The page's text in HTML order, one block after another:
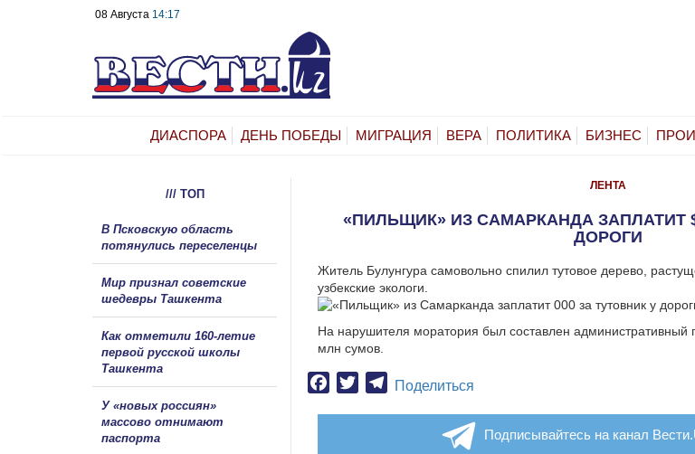
08 Августа 14:17
ДИАСПОРА ДЕНЬ ПОБЕДЫ МИГРАЦИЯ ВЕРА ПОЛИТИКА БИЗНЕС
ЛЕНТА
«ПИЛЬЩИК» ИЗ САМАРКАНДА ЗАПЛАТИТ
ДОРОГИ
Житель Булунгура самовольно спилил тутовое дерево,
узбекские экологи.
На нарушителя моратория был составлен
млн сумов.
Facebook
TwitterTelegram
Поделиться
Подписывайтесь на канал
/// ТОП
В Псковскую область
потянулись переселенцы
Мир признал советские
шедевры Ташкента
Как отметили 160-летие
первой русской школы
Ташкента
У «новых россиян»
массово отнимают
паспорта